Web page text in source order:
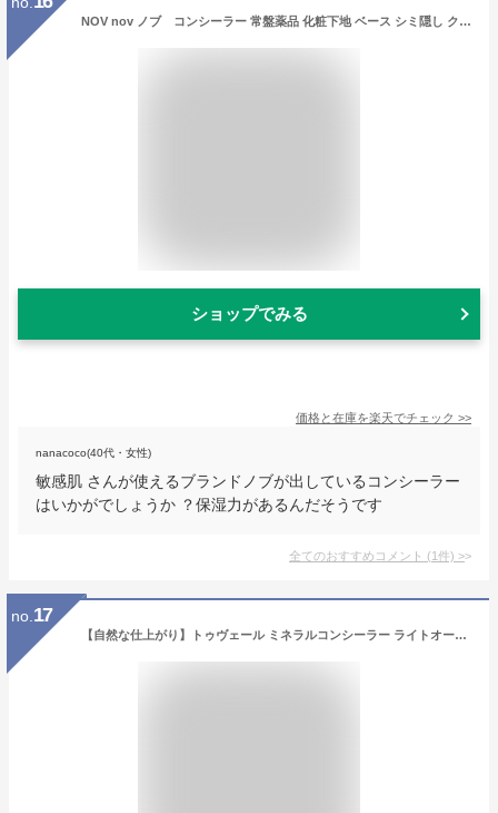
NOV nov ノブ コンシーラー 常盤薬品 化粧下地 ベース シミ隠し クマ隠し 化粧品 敏感肌 低刺激
ショップでみる
価格と在庫を楽天でチェック >>
nanacoco(40代・女性)
敏感肌 さんが使えるブランドノブが出しているコンシーラー
はいかがでしょうか ？保湿力があるんだそうです
全てのおすすめコメント (1件) >
no. 17
【自然な仕上がり】トゥヴェール ミネラルコンシーラー ライトオークル 3g コンシーラー スティック シミ クマ 赤み 乾燥しづらい 肌なじみ しっとり 高保湿 ツヤ ナチュラル 乾燥肌 敏感肌 石けんオフ SPF22